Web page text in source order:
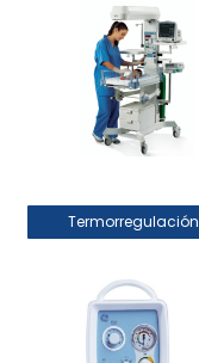
Termorregulación